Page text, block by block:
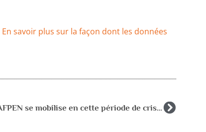
En savoir plus sur la façon dont les données
L’AFPEN se mobilise en cette période de crise sanitaire